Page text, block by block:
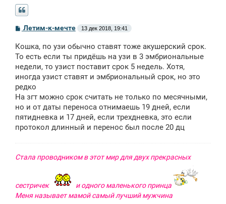
С
б
щ
н
и
Летим-к-мечте 13 дек 2018, 19:41
Кошка, по узи обычно ставят тоже акушерский срок.
То есть если ты придёшь на узи в 3 эмбриональные
недели, то узист поставит срок 5 недель. Хотя,
иногда узист ставят и эмбриональный срок, но это
редко
На згт можно срок считать не только по месячными,
но и от даты переноса отнимаешь 19 дней, если
пятидневка и 17 дней, если трехдневка, это если
протокол длинный и перенос был после 20 дц
Стала проводником в этот мир для двух прекрасных
сестричек
и одного маленького принца
Меня называет мамой самый лучший мужчина